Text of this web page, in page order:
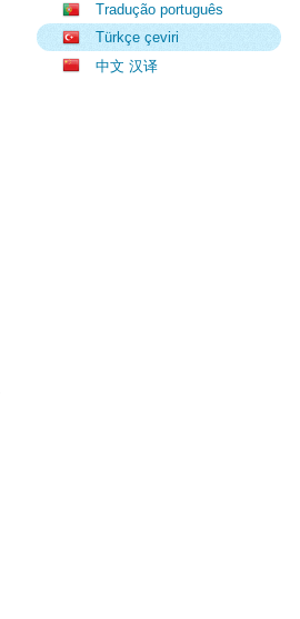
Tradução português
Türkçe çeviri
中文 汉译